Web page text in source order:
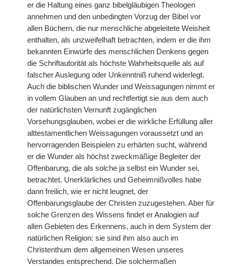
er die Haltung eines ganz bibelgläubigen Theologen
annehmen und den unbedingten Vorzug der Bibel vor
allen Büchern, die nur menschliche abgeleitete Weisheit
enthalten, als unzweifelhaft betrachten, indem er die ihm
bekannten Einwürfe des menschlichen Denkens gegen
die Schriftautorität als höchste Wahrheitsquelle als auf
falscher Auslegung oder Unkenntniß ruhend widerlegt.
Auch die biblischen Wunder und Weissagungen nimmt er
in vollem Glauben an und rechtfertigt sie aus dem auch
der natürlichsten Vernunft zugänglichen
Vorsehungsglauben, wobei er die wirkliche Erfüllung aller
alttestamentlichen Weissagungen voraussetzt und an
hervorragenden Beispielen zu erhärten sucht, während
er die Wunder als höchst zweckmäßige Begleiter der
Offenbarung, die als solche ja selbst ein Wunder sei,
betrachtet. Unerklärliches und Geheimnißvolles habe
dann freilich, wie er nicht leugnet, der
Offenbarungsglaube der Christen zuzugestehen. Aber für
solche Grenzen des Wissens findet er Analogien auf
allen Gebieten des Erkennens, auch in dem System der
natürlichen Religion: sie sind ihm also auch im
Christenthum dem allgemeinen Wesen unseres
Verstandes entsprechend. Die solchermaßen